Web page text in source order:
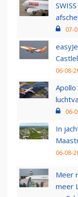
07-
06-08-
06-
In
06-08-
Meer
meer